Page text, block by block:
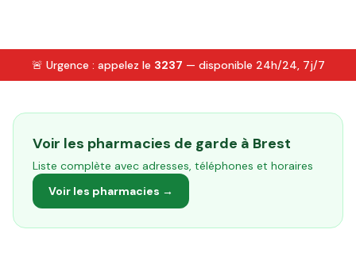
🚨 Urgence : appelez le 3237 — disponible 24h/24, 7j/7
Voir les pharmacies de garde à Brest
Liste complète avec adresses, téléphones et horaires
Voir les pharmacies →